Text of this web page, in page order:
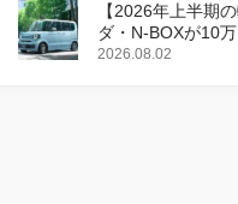
【2026年上半期
ダ・N-BOXが10
2026.08.02